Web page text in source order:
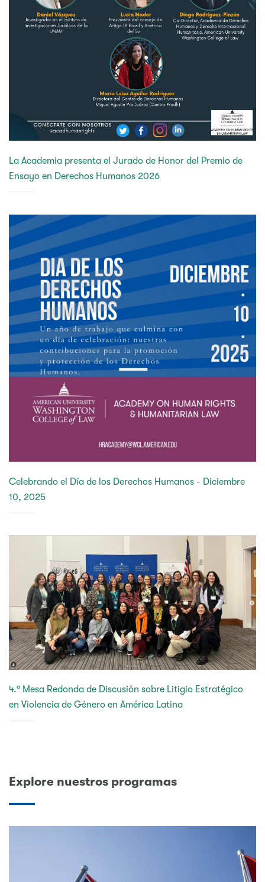
La Academia presenta el Jurado de Honor del Premio de
Ensayo en Derechos Humanos 2026
Celebrando el Día de los Derechos Humanos - Diciembre
10, 2025
4.ª Mesa Redonda de Discusión sobre Litigio Estratégico
en Violencia de Género en América Latina
Explore nuestros programas